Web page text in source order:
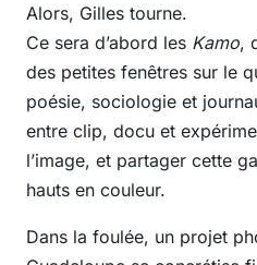
Alors, Gilles tourne.
Ce sera d’abord les Kamo,
des petites fenêtres sur le
poésie, sociologie et
entre clip, docu et
l’image, et partager cette
hauts en couleur.
Dans la foulée, un projet